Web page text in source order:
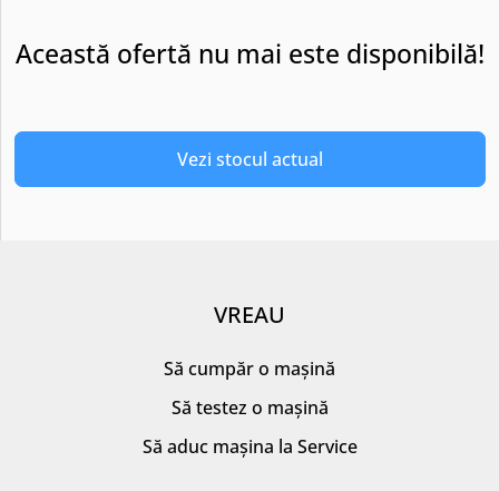
Această ofertă nu mai este disponibilă!
Vezi stocul actual
VREAU
Să cumpăr o mașină
Să testez o mașină
Să aduc mașina la Service